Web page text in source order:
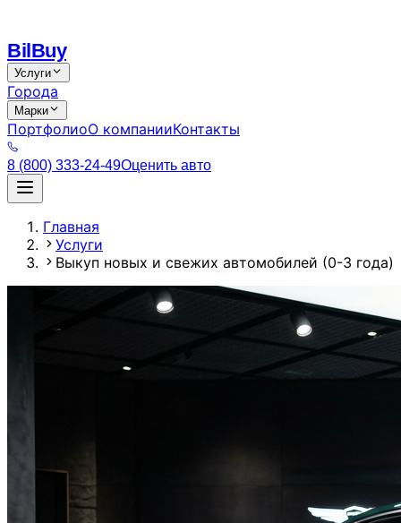
BilBuy
Услуги
Города
Марки
ПортфолиоО компанииКонтакты
8 (800) 333-24-49Оценить авто
Главная
Услуги
Выкуп новых и свежих автомобилей (0-3 года)